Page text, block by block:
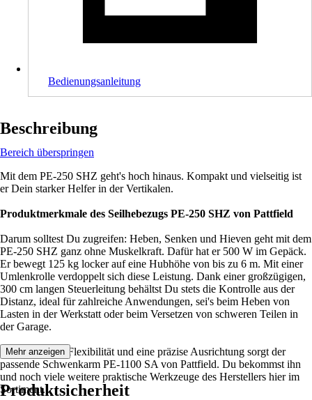
Bedienungsanleitung
Beschreibung
Bereich überspringen
Mit dem PE-250 SHZ geht's hoch hinaus. Kompakt und vielseitig ist
er Dein starker Helfer in der Vertikalen.
Produktmerkmale des Seilhebezugs PE-250 SHZ von Pattfield
Darum solltest Du zugreifen: Heben, Senken und Hieven geht mit dem
PE-250 SHZ ganz ohne Muskelkraft. Dafür hat er 500 W im Gepäck.
Er bewegt 125 kg locker auf eine Hubhöhe von bis zu 6 m. Mit einer
Umlenkrolle verdoppelt sich diese Leistung. Dank einer großzügigen,
300 cm langen Steuerleitung behältst Du stets die Kontrolle aus der
Distanz, ideal für zahlreiche Anwendungen, sei's beim Heben von
Lasten in der Werkstatt oder beim Versetzen von schweren Teilen in
der Garage.
Für noch mehr Flexibilität und eine präzise Ausrichtung sorgt der
passende Schwenkarm PE-1100 SA von Pattfield. Du bekommst ihn
und noch viele weitere praktische Werkzeuge des Herstellers hier im
Sortiment.
Mehr anzeigen
Produktsicherheit